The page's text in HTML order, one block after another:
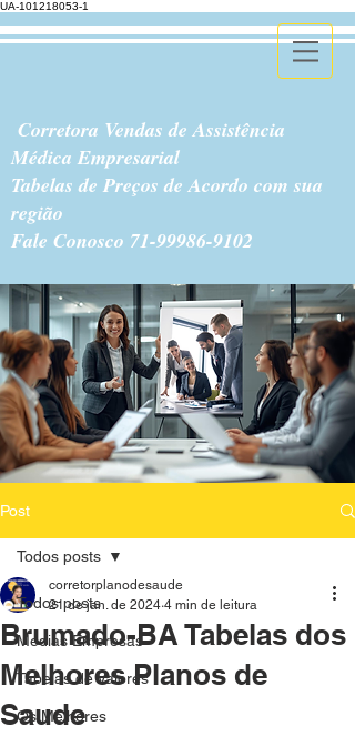
UA-101218053-1
Corretora Vendas de Assistência
Médica Empresarial
Tabelas de Preços de Acordo com sua
região
Fale Conosco 71-99986-9102
Post
Todos posts
Medias Empresas
Tabelas de Valores
Os Melhores
Todos posts
Brumado-BA Tabelas dos
Melhores Planos de
Saude
corretorplanodesaude
21 de jan. de 2024 4 min de leitura